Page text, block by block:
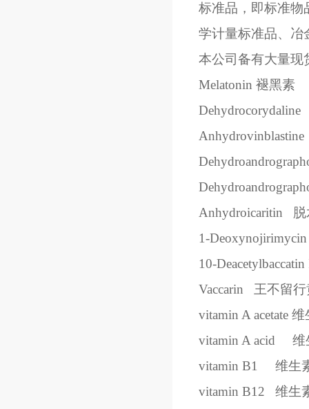
标准品，即标准物
学计量标准品、冶
本公司备有大量现
Melatonin 褪黑素
Dehydrocorydaline
Anhydrovinblastine
Anhydroicaritin
1-Deoxynojirimycin
10-
Vaccarin
王不留
vitamin A acetate 维
vitamin A acid
维
vitamin B1
维生
vitamin B12
维生